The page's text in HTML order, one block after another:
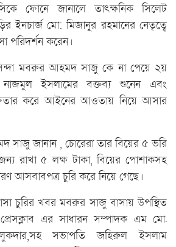
ফোনে জানালে তাৎক্ষনিক সিলেট
ইনচার্জ মো: মিজানুর রহমানের নেতৃত্বে
পরিদর্শন করেন।
মবরুর আহমদ সাজু কে না পেয়ে ২য়
নাজমুল ইসলামের বক্তব্য শুনেন এবং
করে আইনের আওতায় নিয়ে আসার
সাজু জানান , চোরেরা তার বিয়ের ৫ ভরি
রাখা ৫ লক্ষ টাকা, বিয়ের পোশাকসহ
আসবাবপত্র চুরি করে নিয়ে গেছে।
চুরির খবর মবরুর সাজু বাসায় উপস্থিত
এর সাধারন সম্পাদক এম মো.
সভাপতি জহিরুল ইসলাম